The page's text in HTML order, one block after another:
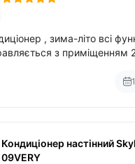
, зима-літо всі
справляється з
Кондиціонер настінний
09VERY